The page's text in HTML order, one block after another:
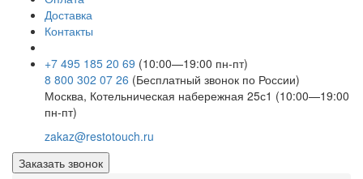
Доставка
Контакты
+7 495 185 20 69 (10:00—19:00 пн-пт)
8 800 302 07 26 (Бесплатный звонок по России)
Москва, Котельническая набережная 25с1 (10:00—19:00
пн-пт)
zakaz@restotouch.ru
Заказать звонок